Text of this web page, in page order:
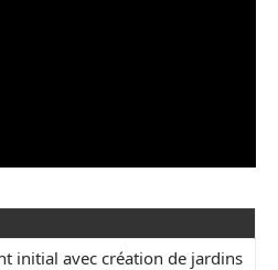
initial avec création de jardins